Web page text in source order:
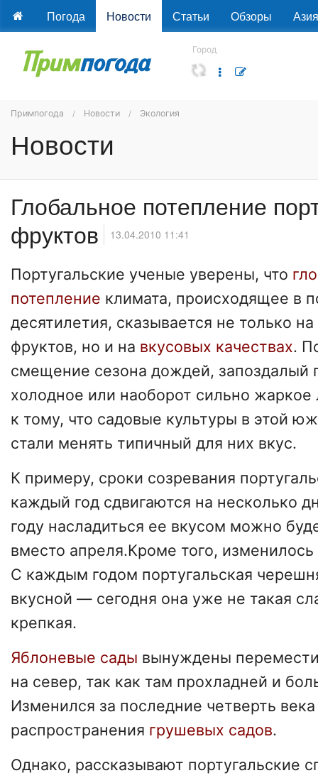
Погода Новости Статьи Обзоры Азия
Город
Примпогода Новости Экология
Новости
Глобальное потепление
фруктов
13.04.2010 11:41
Португальские ученые уверены, что
потепление климата, происходящее в
десятилетия, сказывается не только
фруктов, но и на вкусовых качествах.
смещение сезона дождей, запоздалый
холодное или наоборот сильно жаркое
к тому, что садовые культуры в этой
стали менять типичный для них вкус.
К примеру, сроки созревания
каждый год сдвигаются на несколько
году насладиться ее вкусом можно
вместо апреля.Кроме того,
С каждым годом португальская
вкусной — сегодня она уже не такая
крепкая.
Яблоневые сады вынуждены
на север, так как там прохладней и
Изменился за последние четверть
распространения грушевых садов.
Однако, рассказывают португальские